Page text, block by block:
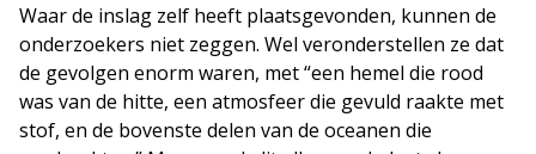
Waar de inslag zelf heeft plaatsgevonden, kunnen de
onderzoekers niet zeggen. Wel veronderstellen ze dat
de gevolgen enorm waren, met “een hemel die rood
was van de hitte, een atmosfeer die gevuld raakte met
stof, en de bovenste delen van de oceanen die